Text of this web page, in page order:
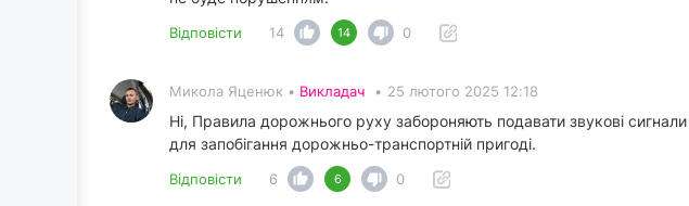
Відповісти 14 14 0
Микола Яценюк • Викладач • 25 лютого 2025 12:18
Ні, Правила дорожнього руху забороняють подавати звукові
для запобігання дорожньо-транспортній пригоді.
Відповісти 6 6 0